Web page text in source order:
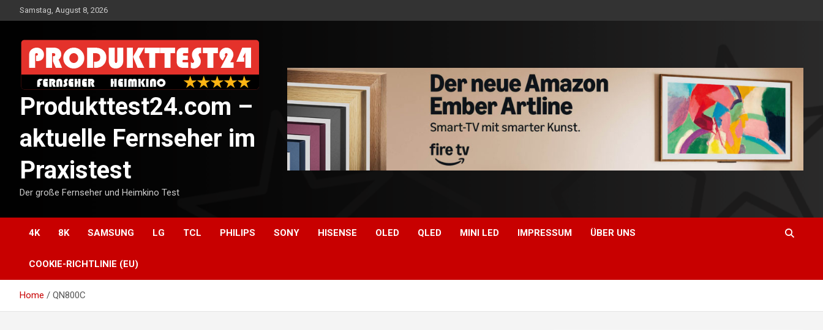
to
Samstag, August 8, 2026
Produkttest24.com –
aktuelle Fernseher im
Praxistest
Der große Fernseher und Heimkino Test
4K 8K SAMSUNG LG TCL PHILIPS SONY HISENSE OLED QLED MINI LED IMPRESSUM ÜBER UNS
COOKIE-RICHTLINIE (EU)
Home QN800C